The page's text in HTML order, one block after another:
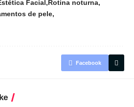
Facial Rotina noturna
de pele
Facebook